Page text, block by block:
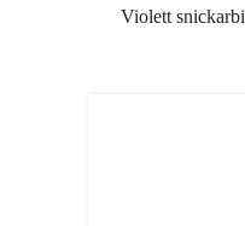
Violett snickarbi